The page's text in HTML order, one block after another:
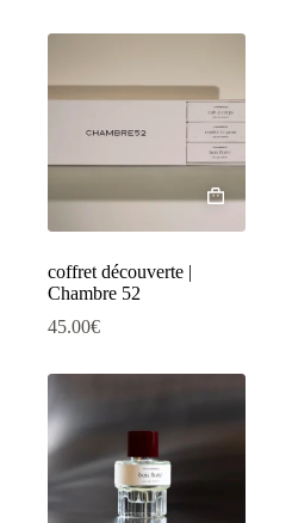
coffret découverte |
Chambre 52
45.00€